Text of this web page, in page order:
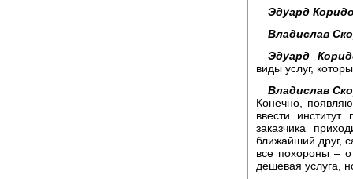
Эдуард
Владислав
Эдуард
виды услуг,
Владислав
Конечно,
ввести
заказчика
ближайший друг,
все похороны –
дешевая услуга,